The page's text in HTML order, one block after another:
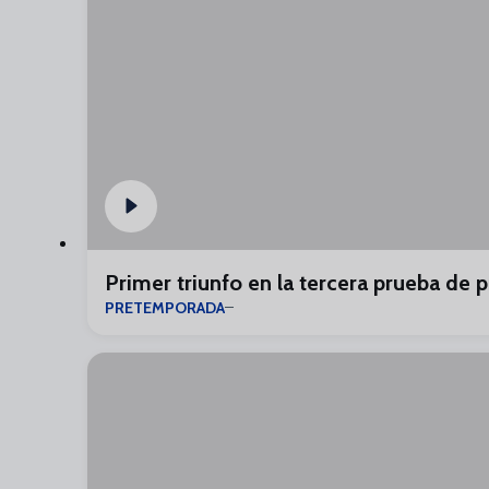
Primer triunfo en la tercera prueba de
PRETEMPORADA